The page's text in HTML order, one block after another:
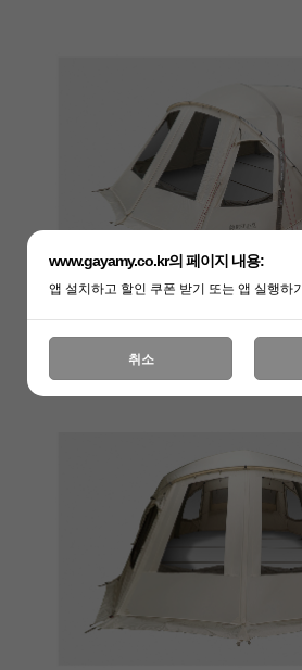
www.gayamy.co.kr의 페이지 내용:
앱 설치하고 할인 쿠폰 받기 또는 앱 실행하기
취소